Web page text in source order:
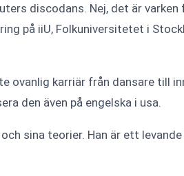
discodans. Nej, det är
på iiU, Folkuniversitetet i
karriär från dansare till
den även på engelska i usa.
sina teorier. Han är ett